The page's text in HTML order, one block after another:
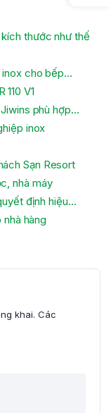
thước như thế
inox cho bếp…
V1
phù hợp…
inox
Sạn Resort
nhà máy
định hiệu…
hàng
khai. Các